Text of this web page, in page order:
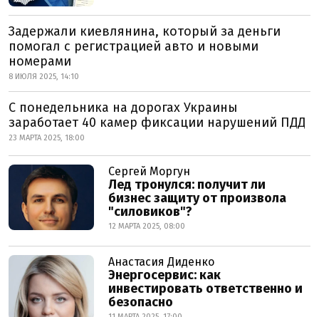
Задержали киевлянина, который за деньги
помогал с регистрацией авто и новыми
номерами
8 ИЮЛЯ 2025, 14:10
С понедельника на дорогах Украины
заработает 40 камер фиксации нарушений ПДД
23 МАРТА 2025, 18:00
Сергей Моргун
Лед тронулся: получит ли
бизнес защиту от произвола
"силовиков"?
12 МАРТА 2025, 08:00
Анастасия Диденко
Энергосервис: как
инвестировать ответственно и
безопасно